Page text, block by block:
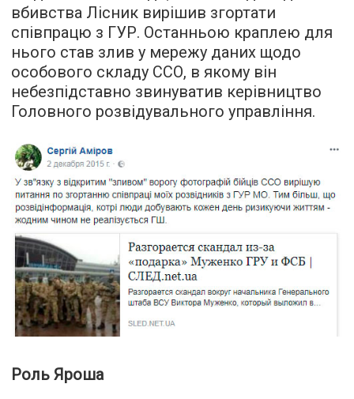
вбивства Лісник вирішив згортати
співпрацю з ГУР. Останньою краплею для
нього став злив у мережу даних щодо
особового складу ССО, в якому він
небезпідставно звинуватив керівництво
Головного розвідувального управління.
Роль Яроша